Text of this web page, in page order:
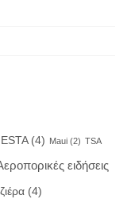
ESTA(4) Maui (2) TSA
ειδήσεις
(4)